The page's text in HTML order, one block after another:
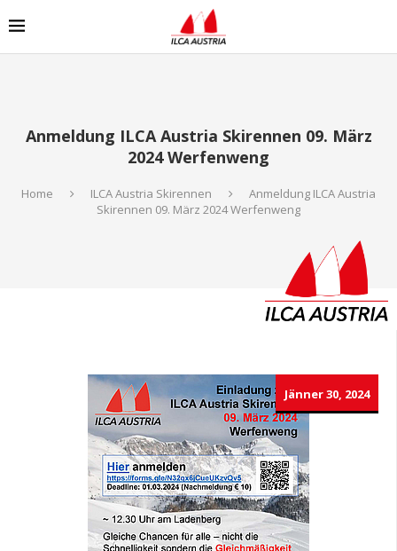
Anmeldung ILCA Austria Skirennen 09. März
2024 Werfenweng
Home ILCA Austria Skirennen
Anmeldung ILCA Austria
Skirennen 09. März 2024 Werfenweng
Jänner 30, 2024